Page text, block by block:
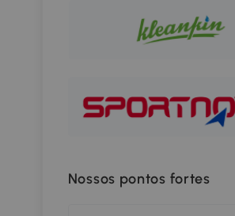
Nossos pontos fortes